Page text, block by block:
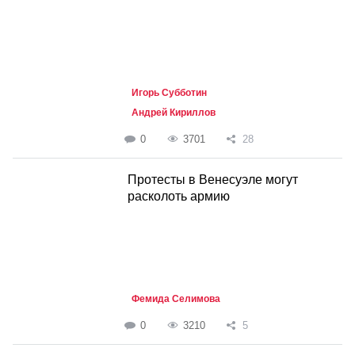
Игорь Субботин
Андрей Кириллов
0 3701 28
Протесты в Венесуэле могут
расколоть армию
Фемида Селимова
0 3210 5